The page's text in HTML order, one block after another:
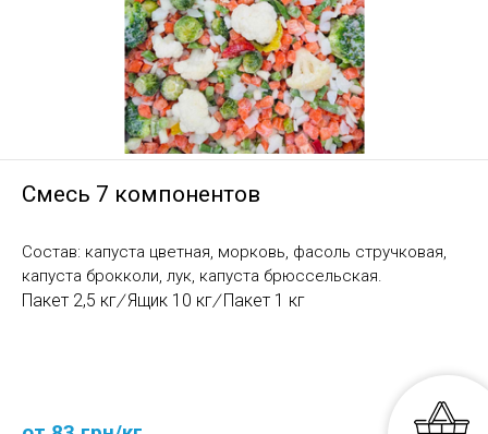
Смесь 7 компонентов
Состав: капуста цветная, морковь, фасоль стручковая,
капуста брокколи, лук, капуста брюссельская.
Пакет 2,5 кг/Ящик 10 кг/Пакет 1 кг